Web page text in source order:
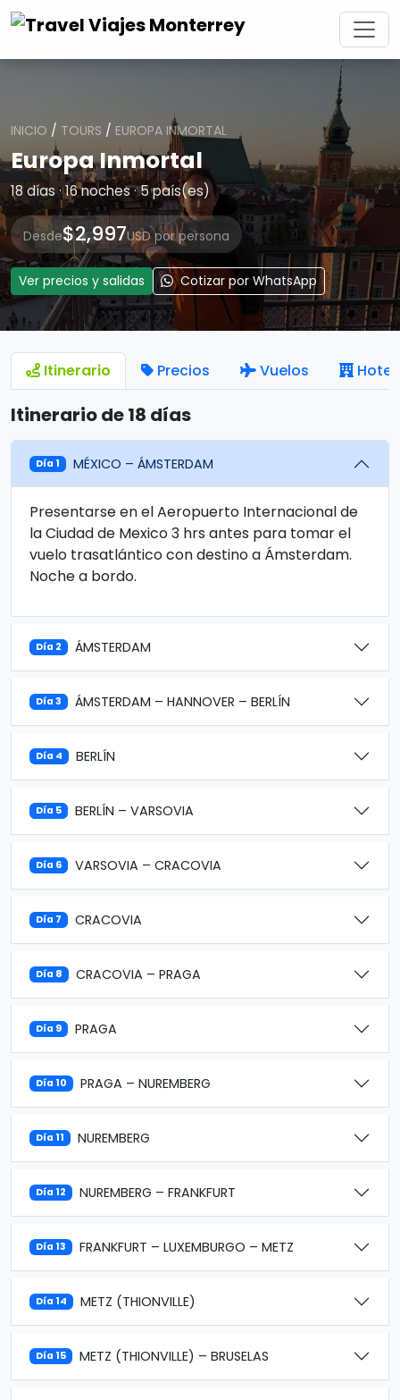
INICIO / TOURS / EUROPA INMORTAL
Europa Inmortal
18 días · 16 noches · 5 país(es)
Desde$2,997USD por persona
Ver precios y salidas Cotizar por WhatsApp
Itinerario Precios Vuelos
Itinerario de 18 días
Día 1 MÉXICO – ÁMSTERDAM
Presentarse en el Aeropuerto Internacional de
la Ciudad de Mexico 3 hrs antes para tomar el
vuelo trasatlántico con destino a Ámsterdam.
Noche a bordo.
Día 2 ÁMSTERDAM
Día 3 ÁMSTERDAM – HANNOVER – BERLÍN
Día 4 BERLÍN
Día 5 BERLÍN – VARSOVIA
Día 6 VARSOVIA – CRACOVIA
Día 7 CRACOVIA
Día 8 CRACOVIA – PRAGA
Día 9 PRAGA
Día 10 PRAGA – NUREMBERG
Día 11 NUREMBERG
Día 12 NUREMBERG – FRANKFURT
Día 13 FRANKFURT – LUXEMBURGO – METZ
Día 14 METZ (THIONVILLE)
Día 15 METZ (THIONVILLE) – BRUSELAS